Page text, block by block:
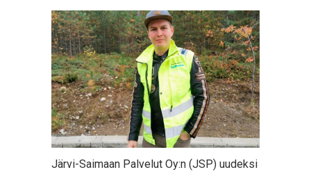
Järvi-Saimaan Palvelut Oy:n (JSP) uudeksi